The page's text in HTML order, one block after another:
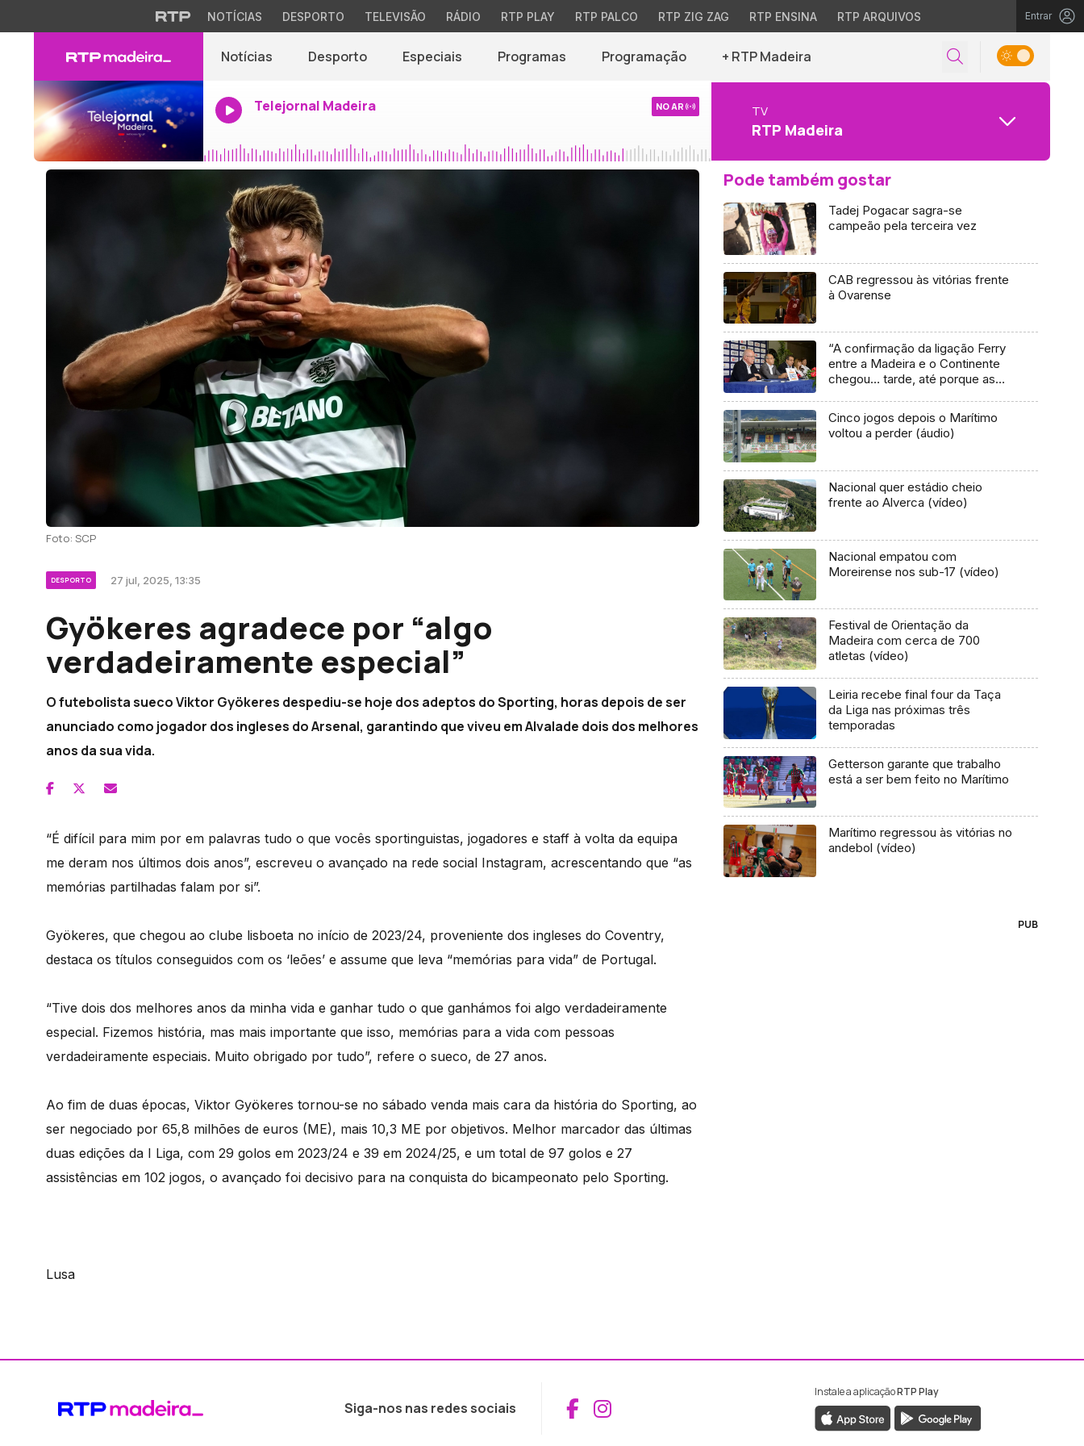
NOTÍCIAS DESPORTO TELEVISÃO RÁDIO RTP PLAY RTP PALCO RTP ZIG ZAG RTP ENSINA RTP ARQUIVOS Entrar
Notícias Desporto Especiais Programas Programação + RTP Madeira
Telejornal Madeira NO AR TV
RTP Madeira
Foto: SCP
DESPORTO 27 jul, 2025, 13:35
Gyökeres agradece por “algo
verdadeiramente especial”
O futebolista sueco Viktor Gyökeres despediu-se hoje dos adeptos do Sporting, horas depois de ser
anunciado como jogador dos ingleses do Arsenal, garantindo que viveu em Alvalade dois dos melhores
anos da sua vida.
“É difícil para mim por em palavras tudo o que vocês sportinguistas, jogadores e staff à volta da equipa
me deram nos últimos dois anos”, escreveu o avançado na rede social Instagram, acrescentando que “as
memórias partilhadas falam por si”.
Gyökeres, que chegou ao clube lisboeta no início de 2023/24, proveniente dos ingleses do Coventry,
destaca os títulos conseguidos com os ‘leões’ e assume que leva “memórias para vida” de Portugal.
“Tive dois dos melhores anos da minha vida e ganhar tudo o que ganhámos foi algo verdadeiramente
especial. Fizemos história, mas mais importante que isso, memórias para a vida com pessoas
verdadeiramente especiais. Muito obrigado por tudo”, refere o sueco, de 27 anos.
Ao fim de duas épocas, Viktor Gyökeres tornou-se no sábado venda mais cara da história do Sporting, ao
ser negociado por 65,8 milhões de euros (ME), mais 10,3 ME por objetivos. Melhor marcador das últimas
duas edições da I Liga, com 29 golos em 2023/24 e 39 em 2024/25, e um total de 97 golos e 27
assistências em 102 jogos, o avançado foi decisivo para na conquista do bicampeonato pelo Sporting.
Lusa
Pode também gostar
Tadej Pogacar sagra-se
campeão pela terceira vez
CAB regressou às vitórias frente
à Ovarense
“A confirmação da ligação Ferry
entre a Madeira e o Continente
chegou… tarde, até porque as
com muita antecedência”
Cinco jogos depois o Marítimo
voltou a perder (áudio)
Nacional quer estádio cheio
frente ao Alverca (vídeo)
Nacional empatou com
Moreirense nos sub-17 (vídeo)
Festival de Orientação da
Madeira com cerca de 700
atletas (vídeo)
Leiria recebe final four da Taça
da Liga nas próximas três
temporadas
Getterson garante que trabalho
está a ser bem feito no Marítimo
Marítimo regressou às vitórias no
andebol (vídeo)
PUB
Siga-nos nas redes sociais Aceder ao Facebook da RTP Madeira
Aceder ao Instagram da RTP Madeira
Instale a aplicaçãoRTP Play